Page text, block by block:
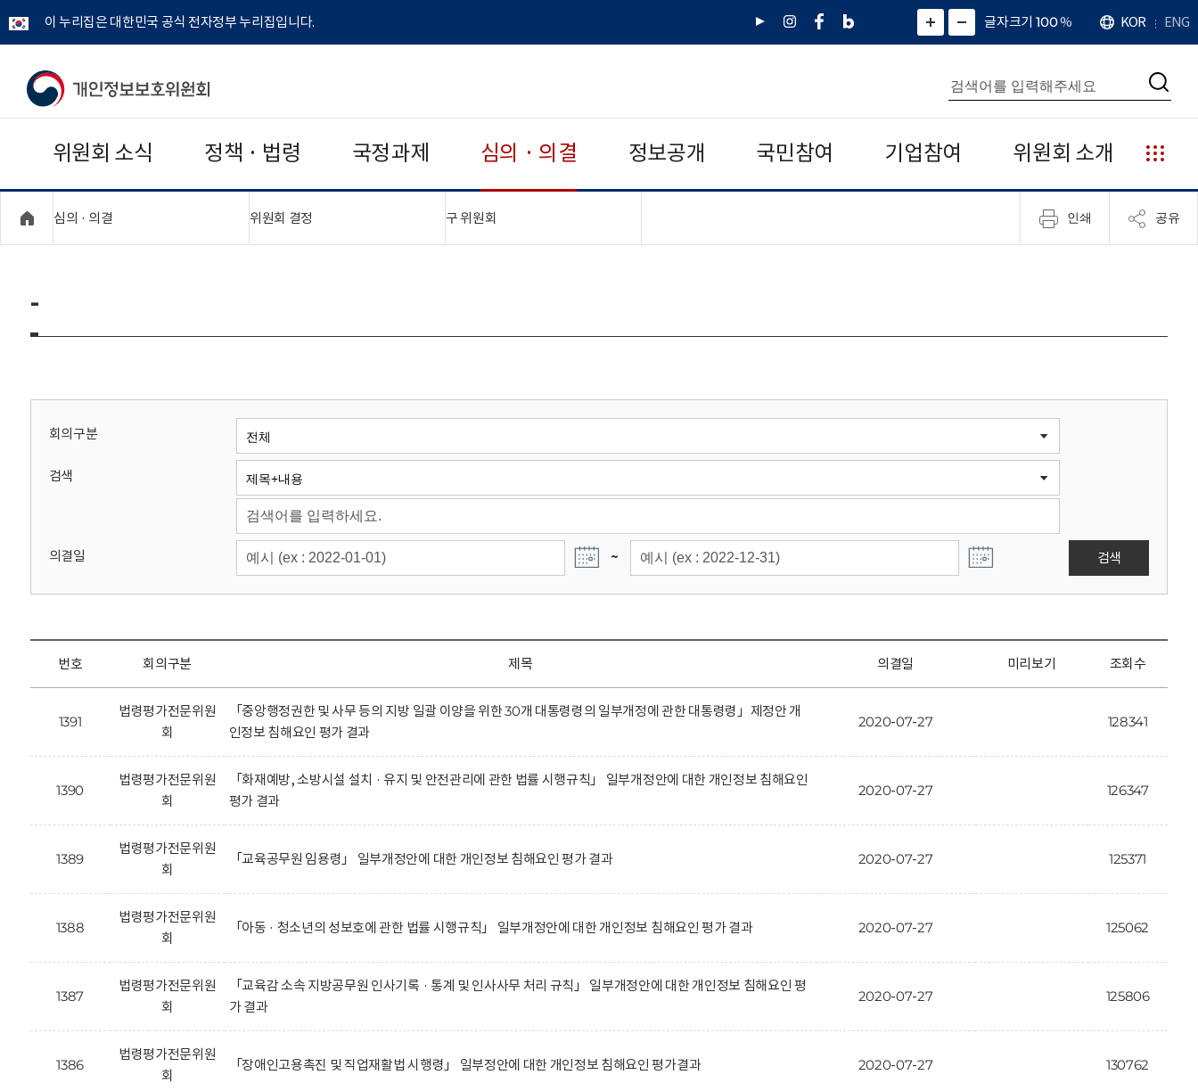
이 누리집은 대한민국 공식 전자정부 누리집입니다.
유
인
페
네
그
)
화
면
면
소
확
대
치
글자크기 100%
언
어
KOR ENG
개
보
보
위
회
통
합
검
색
검
위원회 소식 정책 · 법령 국정과제 심의 · 의결 정보공개 국민참여 기업참여 위원회 소개
누
리
집
안
심의 · 의결 위원회 결정 구 위원회 인쇄 공유
-
회의구분
검색
의결일 ~ 검색
번호 회의구분 제목 의결일 미리보기 조회수
1391
법령평가전문위원
회
「중앙행정권한 및 사무 등의 지방 일괄 이양을 위한 30개 대통령령의 일부개정에 관한 대통령령」제정안 개
인정보 침해요인 평가 결과
2020-07-27 128341
1390
법령평가전문위원
회
「화재예방, 소방시설 설치 · 유지 및 안전관리에 관한 법률 시행규칙」 일부개정안에 대한 개인정보 침해요인
평가 결과
2020-07-27 126347
1389
법령평가전문위원
회
「교육공무원 임용령」 일부개정안에 대한 개인정보 침해요인 평가 결과 2020-07-27 125371
1388
법령평가전문위원
회
「아동 · 청소년의 성보호에 관한 법률 시행규칙」 일부개정안에 대한 개인정보 침해요인 평가 결과 2020-07-27 125062
1387
법령평가전문위원
회
「교육감 소속 지방공무원 인사기록 · 통계 및 인사사무 처리 규칙」 일부개정안에 대한 개인정보 침해요인 평
가 결과
2020-07-27 125806
1386
법령평가전문위원
회
「장애인고용촉진 및 직업재활법 시행령」 일부정안에 대한 개인정보 침해요인 평가결과 2020-07-27 130762